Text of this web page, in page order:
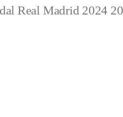
Real Madrid 2024